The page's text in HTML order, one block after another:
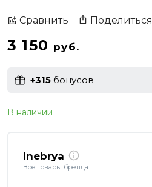
Сравнить Поделиться
3 150 руб.
+315 бонусов
В наличии
Inebrya
Все товары бренда